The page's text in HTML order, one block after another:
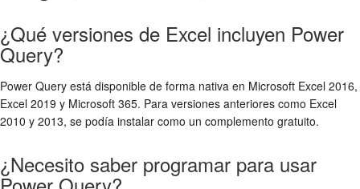
¿Qué versiones de Excel incluyen Power
Query?
Power Query está disponible de forma nativa en Microsoft Excel 2016,
Excel 2019 y Microsoft 365. Para versiones anteriores como Excel
2010 y 2013, se podía instalar como un complemento gratuito.
¿Necesito saber programar para usar